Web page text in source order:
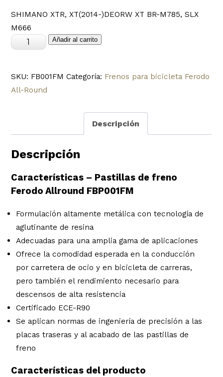
SHIMANO XTR, XT(2014-)DEORW XT BR-M785, SLX
M666
Pastillas
para
bicicleta
modelo
FB001FM
cantidad
Añadir al carrito
SKU: FB001FM Categoría: Frenos para bicicleta Ferodo
All-Round
Descripción
Descripción
Características – Pastillas de freno
Ferodo Allround FBP001FM
Formulación altamente metálica con tecnología de
aglutinante de resina
Adecuadas para una amplia gama de aplicaciones
Ofrece la comodidad esperada en la conducción
por carretera de ocio y en bicicleta de carreras,
pero también el rendimiento necesario para
descensos de alta resistencia
Certificado ECE-R90
Se aplican normas de ingeniería de precisión a las
placas traseras y al acabado de las pastillas de
freno
Características del producto